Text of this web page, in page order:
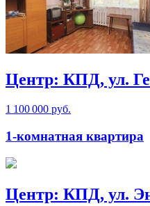
Центр: КПД, ул.
1 100 000 руб.
1-комнатная квартира
Центр: КПД, ул.